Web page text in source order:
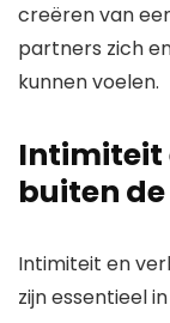
creëren van
partners zich
kunnen voelen.
Intimiteit
buiten
Intimiteit en
zijn essentieel